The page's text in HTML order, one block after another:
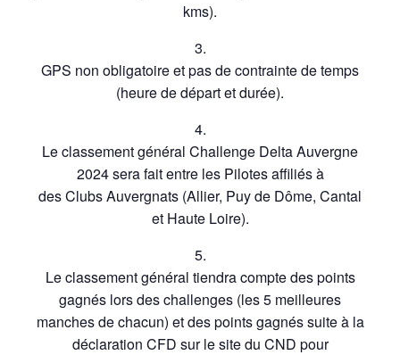
kms).
3.
GPS non obligatoire et pas de contrainte de temps
(heure de départ et durée).
4.
Le classement général Challenge Delta Auvergne
2024 sera fait entre les Pilotes affiliés à
des Clubs Auvergnats (Allier, Puy de Dôme, Cantal
et Haute Loire).
5.
Le classement général tiendra compte des points
gagnés lors des challenges (les 5 meilleures
manches de chacun) et des points gagnés suite à la
déclaration CFD sur le site du CND pour